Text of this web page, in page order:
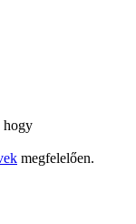
hogy
megfelelően.